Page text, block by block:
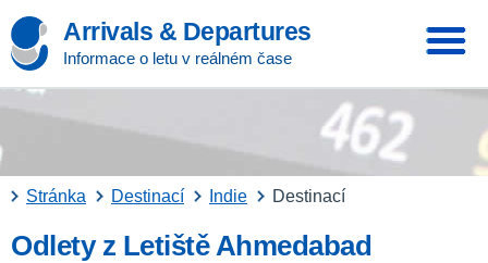
Arrivals & Departures
Informace o letu v reálném čase
Stránka Destinací Indie Destinací
Odlety z Letiště Ahmedabad